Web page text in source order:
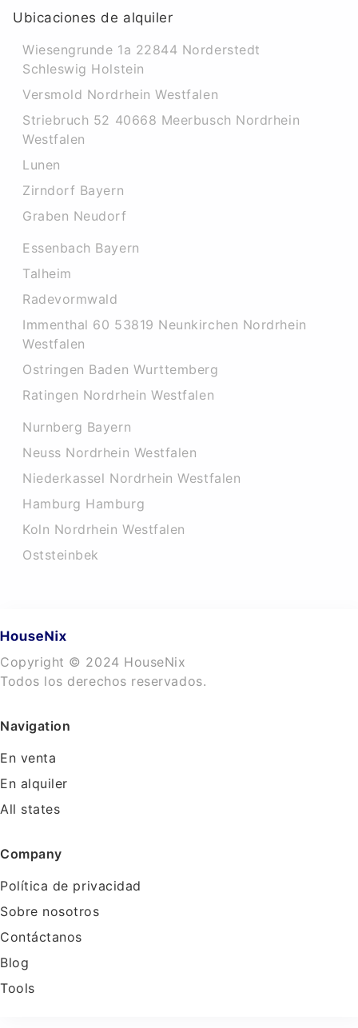
Ubicaciones de alquiler
Wiesengrunde 1a 22844 Norderstedt
Schleswig Holstein
Versmold Nordrhein Westfalen
Striebruch 52 40668 Meerbusch Nordrhein
Westfalen
Lunen
Zirndorf Bayern
Graben Neudorf
Essenbach Bayern
Talheim
Radevormwald
Immenthal 60 53819 Neunkirchen Nordrhein
Westfalen
Ostringen Baden Wurttemberg
Ratingen Nordrhein Westfalen
Nurnberg Bayern
Neuss Nordrhein Westfalen
Niederkassel Nordrhein Westfalen
Hamburg Hamburg
Koln Nordrhein Westfalen
Oststeinbek
Copyright © 2024 HouseNix
Todos los derechos reservados.
Navigation
En venta
En alquiler
All states
Company
Política de privacidad
Sobre nosotros
Contáctanos
Blog
Tools